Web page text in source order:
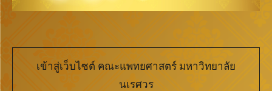
เข้าสู่เว็บไซต์ คณะแพทยศาสตร์ มหาวิทยาลัย
นเรศวร